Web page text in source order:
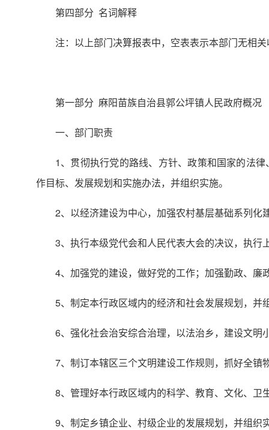
第四部分 名词解释
注：以上部门决算报表中，空表表示本部门无相
第一部分 麻阳苗族自治县郭公坪镇人民政府概况
一、部门职责
1、贯彻执行党的路线、方针、政策和国家的法
作目标、发展规划和实施办法，并组织实施。
2、以经济建设为中心，加强农村基层基础系列化
3、执行本级党代会和人民代表大会的决议，执
4、加强党的建设，做好党的工作；加强勤政、廉
5、制定本行政区域内的经济和社会发展规划，并
6、强化社会治安综合治理，以法治乡，建设文
7、制订本辖区三个文明建设工作规则，抓好全
8、管理好本行政区域内的科学、教育、文化、
9、制定乡镇企业、村级企业的发展规划，并组织